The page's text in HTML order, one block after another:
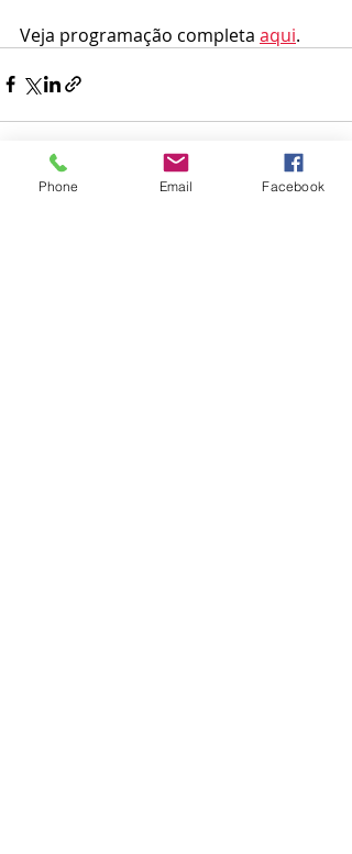
Veja programação completa aqui.
Phone Email Facebook